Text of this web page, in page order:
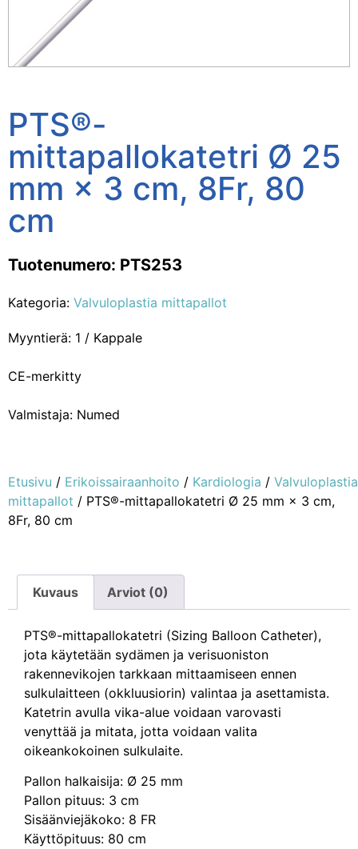
PTS®-
mittapallokatetri Ø 25
mm × 3 cm, 8Fr, 80
cm
Tuotenumero: PTS253
Kategoria: Valvuloplastia mittapallot
Myyntierä: 1 / Kappale
CE-merkitty
Valmistaja: Numed
Etusivu / Erikoissairaanhoito / Kardiologia / Valvuloplastia
mittapallot / PTS®-mittapallokatetri Ø 25 mm × 3 cm,
8Fr, 80 cm
Kuvaus Arviot (0)
PTS®-mittapallokatetri (Sizing Balloon Catheter),
jota käytetään sydämen ja verisuoniston
rakennevikojen tarkkaan mittaamiseen ennen
sulkulaitteen (okkluusiorin) valintaa ja asettamista.
Katetrin avulla vika-alue voidaan varovasti
venyttää ja mitata, jotta voidaan valita
oikeankokoinen sulkulaite.
Pallon halkaisija: Ø 25 mm
Pallon pituus: 3 cm
Sisäänviejäkoko: 8 FR
Käyttöpituus: 80 cm